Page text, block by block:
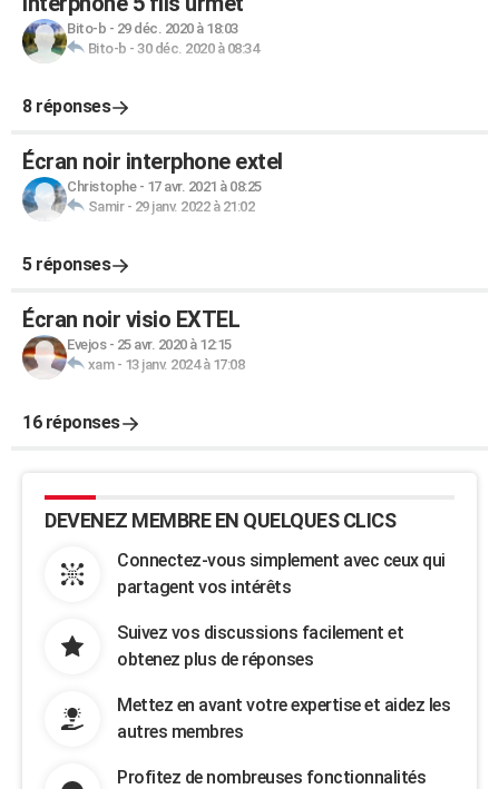
Bito-b - 29 déc. 2020 à 18:03
Bito-b - 30 déc. 2020 à 08:34
8 réponses
Écran noir interphone extel
Christophe- 17 avr. 2021 à 08:25
Samir- 29 janv. 2022 à 21:02
5 réponses
Écran noir visio EXTEL
Evejos- 25 avr. 2020 à 12:15
xam- 13 janv. 2024 à 17:08
16 réponses
DEVENEZ MEMBRE EN QUELQUES CLICS
Connectez-vous simplement avec ceux qui
partagent vos intérêts
Suivez vos discussions facilement et
obtenez plus de réponses
Mettez en avant votre expertise et aidez les
autres membres
Profitez de nombreuses fonctionnalités